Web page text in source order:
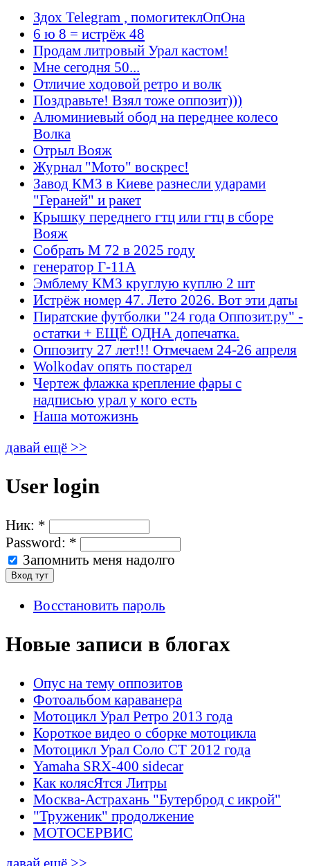
Здох Telegram , помогитеклОпОна
6 ю 8 = истрёж 48
Продам литровый Урал кастом!
Мне сегодня 50...
Отличие ходовой ретро и волк
Поздравьте! Взял тоже оппозит)))
Алюминиевый обод на переднее колесо
Волка
Отрыл Вояж
Журнал "Мото" воскрес!
Завод КМЗ в Киеве разнесли ударами
"Гераней" и ракет
Крышку переднего гтц или гтц в сборе
Вояж
Собрать М 72 в 2025 году
генератор Г-11А
Эмблему КМЗ круглую куплю 2 шт
Истрёж номер 47. Лето 2026. Вот эти даты
Пиратские футболки "24 года Оппозит.ру" -
остатки + ЕЩЁ ОДНА допечатка.
Оппозиту 27 лет!!! Отмечаем 24-26 апреля
Wolkodav опять постарел
Чертеж флажка крепление фары с
надписью урал у кого есть
Наша мотожизнь
давай ещё >>
User login
Ник: *
Password: *
Запомнить меня надолго
Восстановить пароль
Новые записи в блогах
Опус на тему оппозитов
Фотоальбом караванера
Мотоцикл Урал Ретро 2013 года
Короткое видео о сборке мотоцикла
Мотоцикл Урал Соло СТ 2012 года
Yamaha SRX-400 sidecar
Как колясЯтся Литры
Москва-Астрахань "Бутерброд с икрой"
"Труженик" продолжение
МОТОСЕРВИС